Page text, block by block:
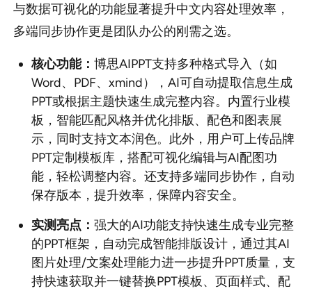
与数据可视化的功能显著提升中文内容处理效率，
多端同步协作更是团队办公的刚需之选。
核心功能： 博思AIPPT支持多种格式导入（如
Word、PDF、xmind），AI可自动提取信息生成
PPT或根据主题快速生成完整内容。内置行业模
板，智能匹配风格并优化排版、配色和图表展
示，同时支持文本润色。此外，用户可上传品牌
PPT定制模板库，搭配可视化编辑与AI配图功
能，轻松调整内容。还支持多端同步协作，自动
保存版本，提升效率，保障内容安全。
实测亮点： 强大的AI功能支持快速生成专业完整
的PPT框架，自动完成智能排版设计，通过其AI
图片处理/文案处理能力进一步提升PPT质量，支
持快速获取并一键替换PPT模板、页面样式、配